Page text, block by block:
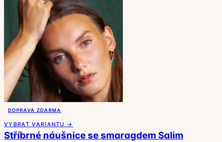
DOPRAVA ZDARMA
VYBRAT VARIANTU →
Stříbrné náušnice se smaragdem Salim